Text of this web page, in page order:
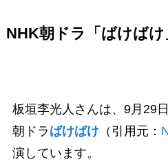
NHK朝ドラ「ばけばけ
板垣李光人さんは、9月29
朝ドラ ばけばけ（引用元：
演しています。